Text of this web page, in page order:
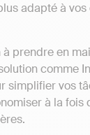
adapté à vos
prendre en
comme
simplifier vos
à la fois